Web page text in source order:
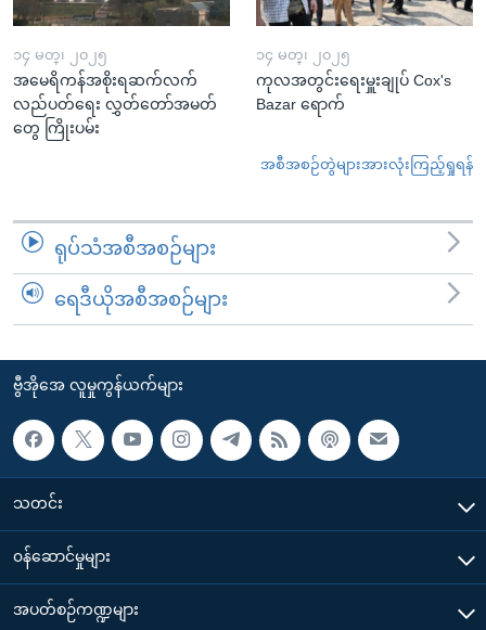
၁၄ မတ္၊ ၂၀၂၅
အမေရိကန်အစိုးရဆက်လက်
လည်ပတ်ရေး လွှတ်တော်အမတ်
တွေ ကြိုးပမ်း
၁၄ မတ္၊ ၂၀၂၅
ကုလအတွင်းရေးမှူးချုပ် Cox's
Bazar ရောက်
အစီအစဉ်တွဲများအားလုံးကြည့်ရှုရန်
ရုပ်သံအစီအစဉ်များ
ရေဒီယိုအစီအစဉ်များ
ဗွီအိုအေ လူမှုကွန်ယက်များ
သတင်း
၀န်ဆောင်မှုများ
အပတ်စဉ်ကဏ္ဍများ